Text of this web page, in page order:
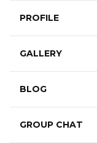
PROFILE
GALLERY
BLOG
GROUP CHAT